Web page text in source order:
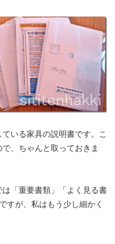
いる家具の説明書です。こ
、ちゃんと取っておきま
「重要書類」「よく見る書
すが、私はもう少し細かく